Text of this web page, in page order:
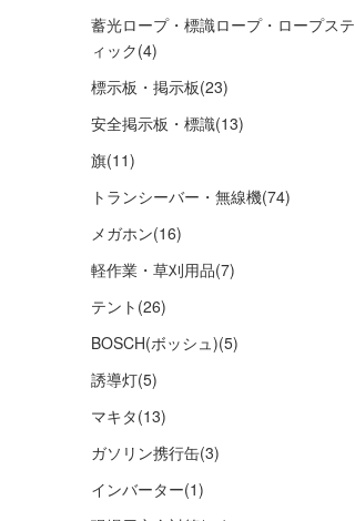
蓄光ロープ・標識ロープ・ロープステ
ィック(4)
標示板・掲示板(23)
安全掲示板・標識(13)
旗(11)
トランシーバー・無線機(74)
メガホン(16)
軽作業・草刈用品(7)
テント (26)
BOSCH(ボッシュ)(5)
誘導灯(5)
マキタ(13)
ガソリン携行缶(3)
インバーター(1)